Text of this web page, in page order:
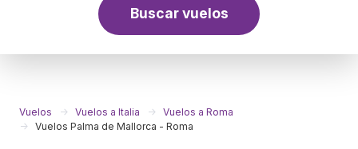
Buscar vuelos
Vuelos Vuelos a Italia
Vuelos a Roma
Vuelos Palma de Mallorca - Roma